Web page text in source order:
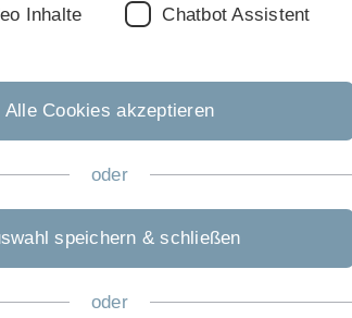
Inhalte Chatbot Assistent
Alle Cookies akzeptieren
oder
speichern & schließen
oder